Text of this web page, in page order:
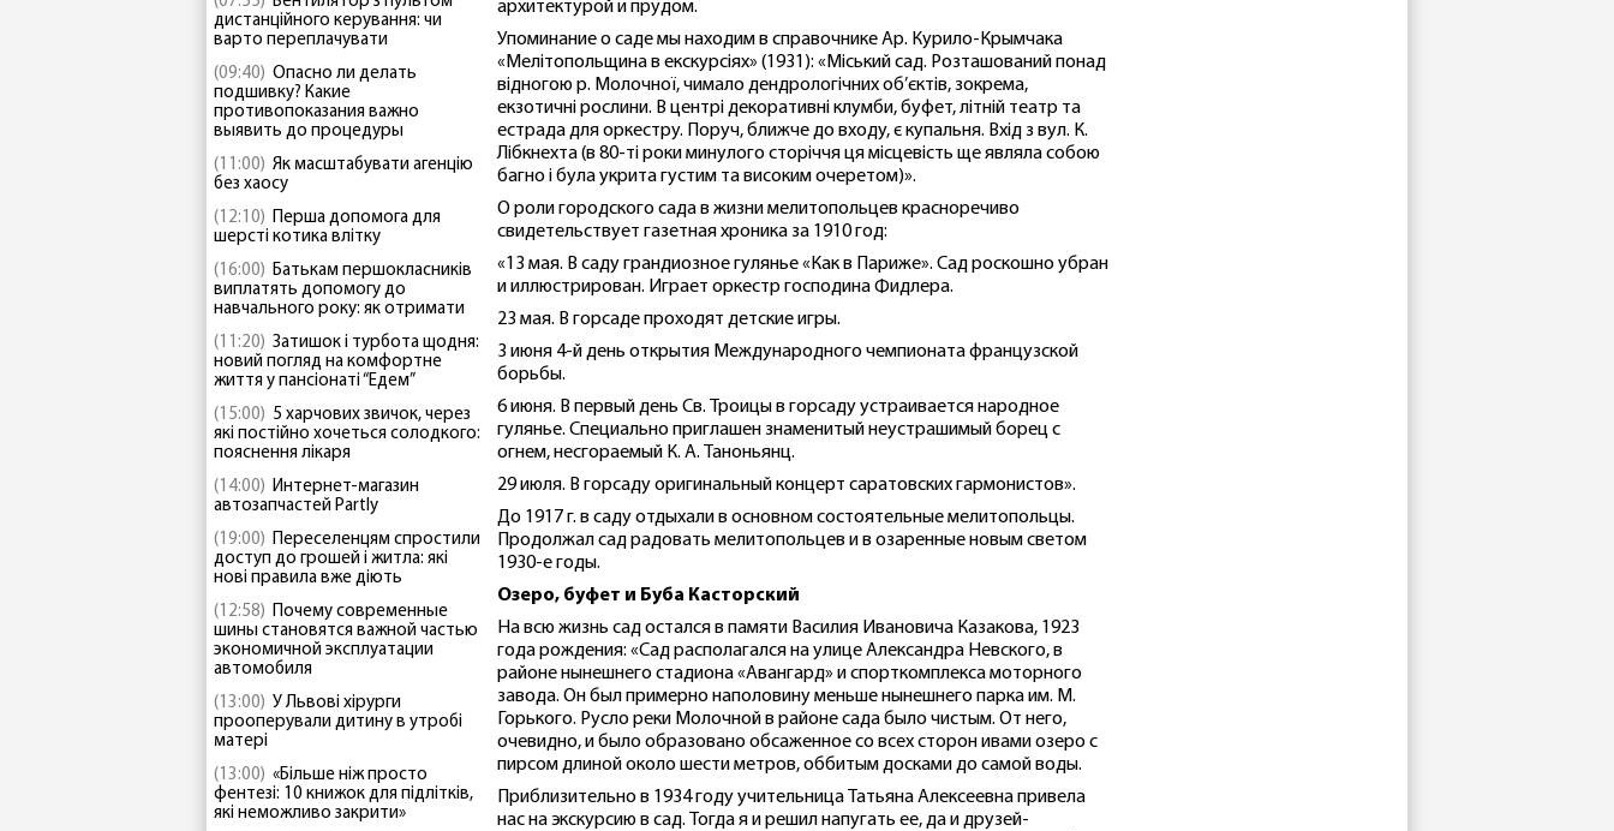
дистанційного керування: чи
варто переплачувати
(09:40) Опасно ли делать
подшивку? Какие
противопоказания важно
выявить до процедуры
(11:00) Як масштабувати агенцію
без хаосу
(12:10) Перша допомога для
шерсті котика влітку
(16:00) Батькам першокласників
виплатять допомогу до
навчального року: як отримати
(11:20) Затишок і турбота щодня:
новий погляд на комфортне
життя у пансіонаті “Едем”
(15:00) 5 харчових звичок, через
які постійно хочеться солодкого:
пояснення лікаря
(14:00) Интернет-магазин
автозапчастей Partly
(19:00) Переселенцям спростили
доступ до грошей і житла: які
нові правила вже діють
(12:58) Почему современные
шины становятся важной частью
экономичной эксплуатации
автомобиля
(13:00) У Львові хірурги
прооперували дитину в утробі
матері
(13:00) «Більше ніж просто
фентезі: 10 книжок для підлітків,
які неможливо закрити»
архитектурой и прудом.
Упоминание о саде мы находим в справочнике Ар. Курило-Крымчака
«Мелітопольщина в екскурсіях» (1931): «Міський сад. Розташований понад
відногою р. Молочної, чимало дендрологічних об’єктів, зокрема,
екзотичні рослини. В центрі декоративні клумби, буфет, літній театр та
естрада для оркестру. Поруч, ближче до входу, є купальня. Вхід з вул. К.
Лібкнехта (в 80-ті роки минулого сторіччя ця місцевість ще являла собою
багно і була укрита густим та високим очеретом)».
О роли городского сада в жизни мелитопольцев красноречиво
свидетельствует газетная хроника за 1910 год:
«13 мая. В саду грандиозное гулянье «Как в Париже». Сад роскошно убран
и иллюстрирован. Играет оркестр господина Фидлера.
23 мая. В горсаде проходят детские игры.
3 июня 4-й день открытия Международного чемпионата французской
борьбы.
6 июня. В первый день Cв. Троицы в горсаду устраивается народное
гулянье. Специально приглашен знаменитый неустрашимый борец с
огнем, несгораемый К. А. Таноньянц.
29 июля. В горсаду оригинальный концерт саратовских гармонистов».
До 1917 г. в саду отдыхали в основном состоятельные мелитопольцы.
Продолжал сад радовать мелитопольцев и в озаренные новым светом
1930-е годы.
Озеро, буфет и Буба Касторский
На всю жизнь сад остался в памяти Василия Ивановича Казакова, 1923
года рождения: «Сад располагался на улице Александра Невского, в
районе нынешнего стадиона «Авангард» и спорткомплекса моторного
завода. Он был примерно наполовину меньше нынешнего парка им. М.
Горького. Русло реки Молочной в районе сада было чистым. От него,
очевидно, и было образовано обсаженное со всех сторон ивами озеро с
пирсом длиной около шести метров, оббитым досками до самой воды.
Приблизительно в 1934 году учительница Татьяна Алексеевна привела
нас на экскурсию в сад. Тогда я и решил напугать ее, да и друзей-